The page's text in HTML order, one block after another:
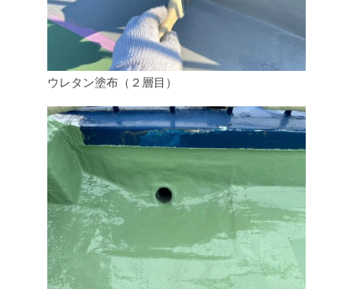
ウレタン塗布（２層目）